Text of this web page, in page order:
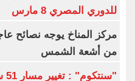
للدوري المصري 8 مارس
مركز المناخ يوجه نصائح
من أشعة الشمس